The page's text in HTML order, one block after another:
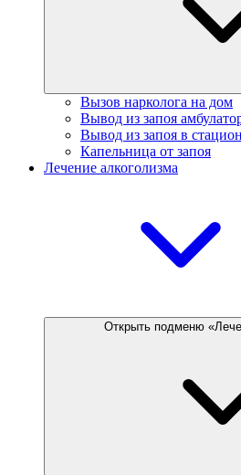
Вызов нарколога на дом
Вывод из запоя
Вывод из запоя в
Капельница от запоя
Лечение алкоголизма
Открыть подменю